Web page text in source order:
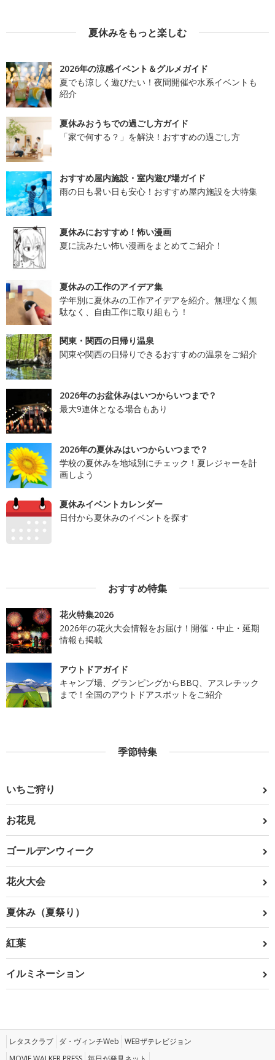
夏休みをもっと楽しむ
2026年の涼感イベント＆グルメガイド
夏でも涼しく遊びたい！夜間開催や水系イベントも
紹介
夏休みおうちでの過ごし方ガイド
「家で何する？」を解決！おすすめの過ごし方
おすすめ屋内施設・室内遊び場ガイド
雨の日も暑い日も安心！おすすめ屋内施設を大特集
夏休みにおすすめ！怖い漫画
夏に読みたい怖い漫画をまとめてご紹介！
夏休みの工作のアイデア集
学年別に夏休みの工作アイデアを紹介。無理なく無
駄なく、自由工作に取り組もう！
関東・関西の日帰り温泉
関東や関西の日帰りできるおすすめの温泉をご紹介
2026年のお盆休みはいつからいつまで？
最大9連休となる場合もあり
2026年の夏休みはいつからいつまで？
学校の夏休みを地域別にチェック！夏レジャーを計
画しよう
夏休みイベントカレンダー
日付から夏休みのイベントを探す
おすすめ特集
花火特集2026
2026年の花火大会情報をお届け！開催・中止・延期
情報も掲載
アウトドアガイド
キャンプ場、グランピングからBBQ、アスレチック
まで！全国のアウトドアスポットをご紹介
季節特集
いちご狩り
お花見
ゴールデンウィーク
花火大会
夏休み（夏祭り）
紅葉
イルミネーション
レタスクラブ ダ・ヴィンチWeb WEBザテレビジョン